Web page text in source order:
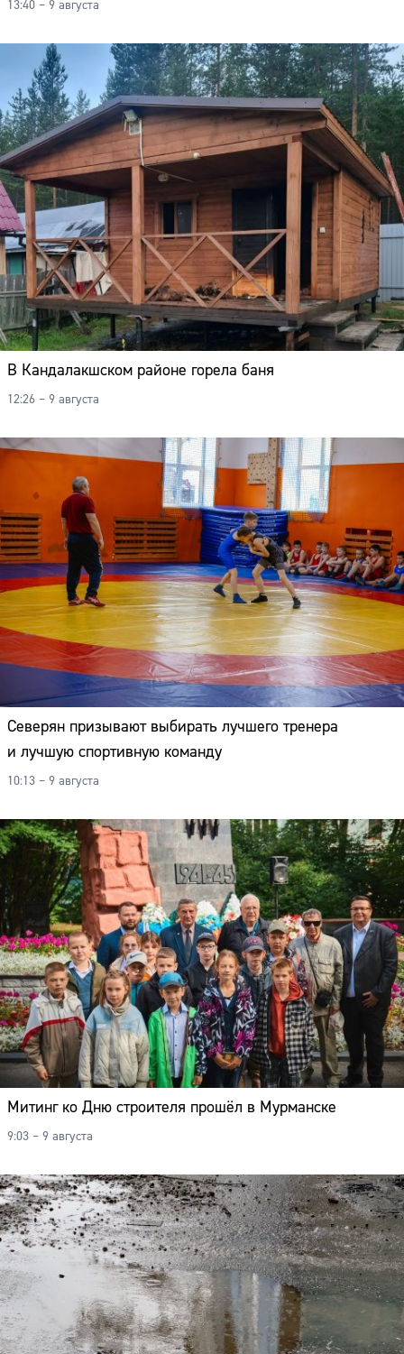
13:40 – 9 августа
В Кандалакшском районе горела баня
12:26 – 9 августа
Северян призывают выбирать лучшего тренера
и лучшую спортивную команду
10:13 – 9 августа
Митинг ко Дню строителя прошёл в Мурманске
9:03 – 9 августа